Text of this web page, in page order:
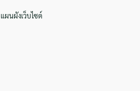
แผนผังเว็บไซต์